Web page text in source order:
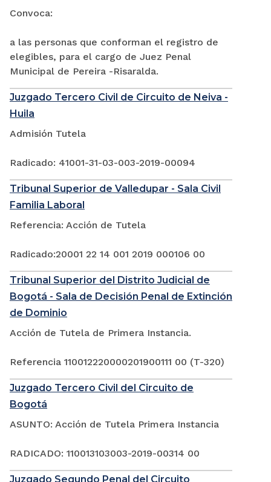
Convoca:
a las personas que conforman el registro de
elegibles, para el cargo de Juez Penal
Municipal de Pereira -Risaralda.
Juzgado Tercero Civil de Circuito de Neiva -
Huila
Admisión Tutela
Radicado: 41001-31-03-003-2019-00094
Tribunal Superior de Valledupar - Sala Civil
Familia Laboral
Referencia: Acción de Tutela
Radicado:20001 22 14 001 2019 000106 00
Tribunal Superior del Distrito Judicial de
Bogotá - Sala de Decisión Penal de Extinción
de Dominio
Acción de Tutela de Primera Instancia.
Referencia 110012220000201900111 00 (T-320)
Juzgado Tercero Civil del Circuito de
Bogotá
ASUNTO: Acción de Tutela Primera Instancia
RADICADO: 110013103003-2019-00314 00
Juzgado Segundo Penal del Circuito